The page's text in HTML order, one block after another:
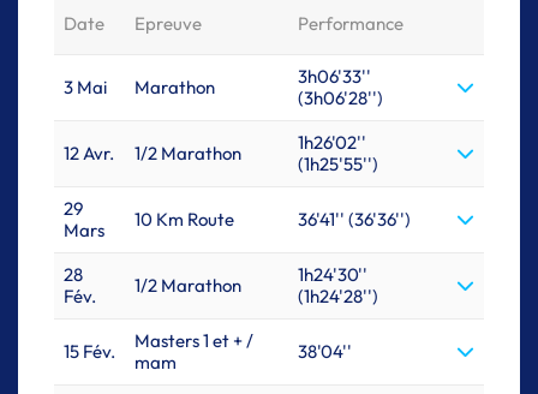
Date Epreuve Performance
3 Mai Marathon
3h06'33''
(3h06'28'')
12 Avr. 1/2 Marathon
1h26'02''
(1h25'55'')
29
Mars
10 Km Route 36'41'' (36'36'')
28
Fév.
1/2 Marathon
1h24'30''
(1h24'28'')
15 Fév.
Masters 1 et + /
mam
38'04''